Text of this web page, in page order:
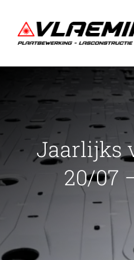
naar
inhoud
Plaatbewerking
Lasconstructie
Poederlakken
Projecten
Jaarlijks
20/07